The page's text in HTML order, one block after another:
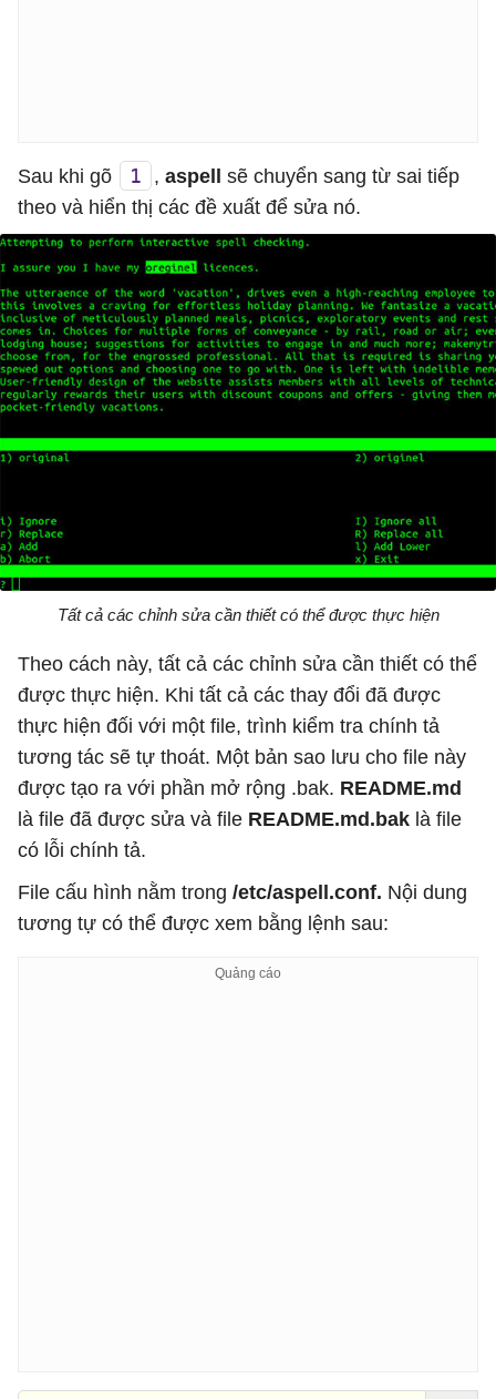
Sau khi gõ 1 , aspell sẽ chuyển sang từ sai tiếp
theo và hiển thị các đề xuất để sửa nó.
Tất cả các chỉnh sửa cần thiết có thể được thực hiện
Theo cách này, tất cả các chỉnh sửa cần thiết có thể
được thực hiện. Khi tất cả các thay đổi đã được
thực hiện đối với một file, trình kiểm tra chính tả
tương tác sẽ tự thoát. Một bản sao lưu cho file này
được tạo ra với phần mở rộng .bak. README.md
là file đã được sửa và file README.md.bak là file
có lỗi chính tả.
File cấu hình nằm trong /etc/aspell.conf. Nội dung
tương tự có thể được xem bằng lệnh sau: